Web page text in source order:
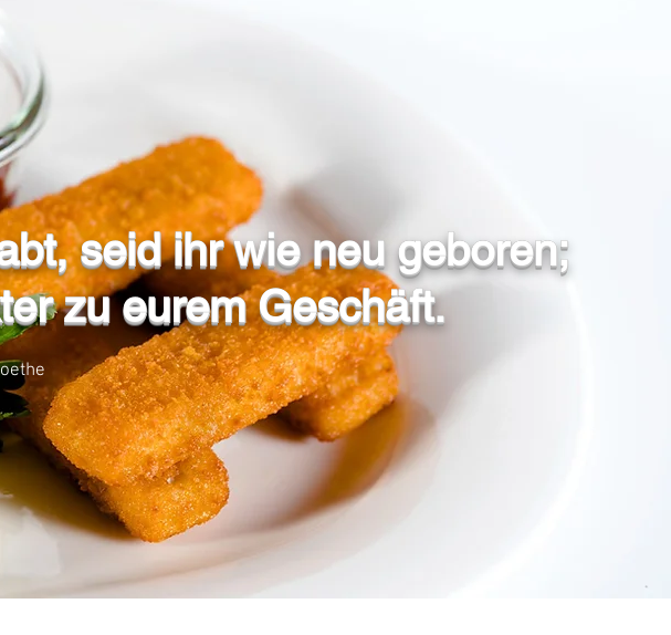
seid ihr wie neu geboren;
zu eurem Geschäft.